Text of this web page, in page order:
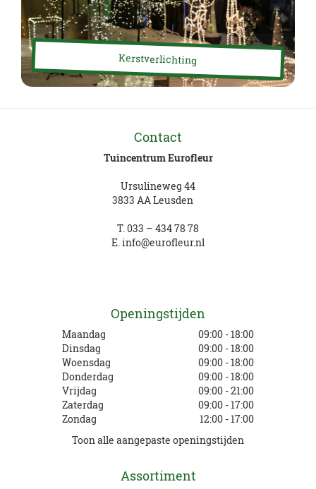
Kerstverlichting
Contact
Tuincentrum Eurofleur
Ursulineweg 44
3833 AA Leusden
T.033 – 434 78 78
E.info@eurofleur.nl
Openingstijden
Maandag
09:00 - 18:00
Dinsdag
09:00 - 18:00
Woensdag
09:00 - 18:00
Donderdag
09:00 - 18:00
Vrijdag
09:00 - 21:00
Zaterdag
09:00 - 17:00
Zondag
12:00 - 17:00
Toon alle aangepaste openingstijden
Assortiment